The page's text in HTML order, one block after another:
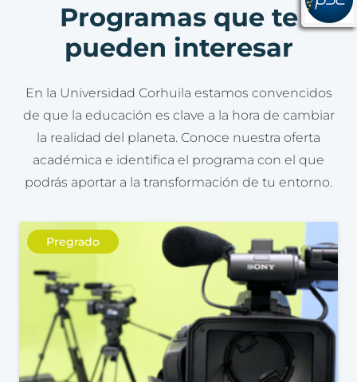
Programas que te
pueden interesar
En la Universidad Corhuila estamos convencidos
de que la educación es clave a la hora de cambiar
la realidad del planeta. Conoce nuestra oferta
académica e identifica el programa con el que
podrás aportar a la transformación de tu entorno.
Pregrado